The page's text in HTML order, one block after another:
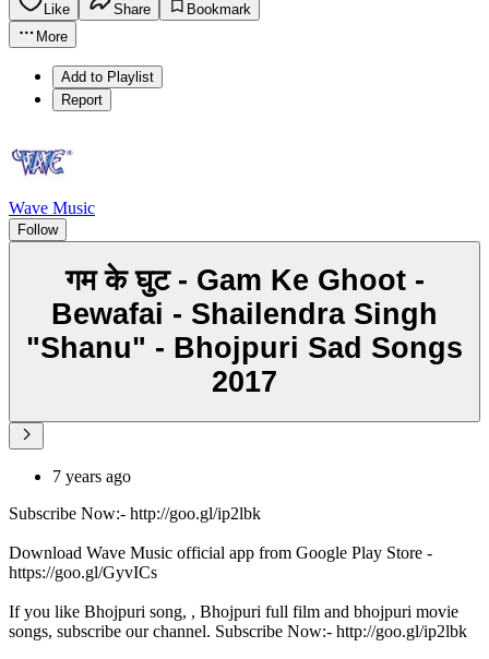
Like Share
Bookmark
More
Add to Playlist
Report
Wave Music
Follow
गम के घुट - Gam Ke Ghoot -
Bewafai - Shailendra Singh
"Shanu" - Bhojpuri Sad Songs
2017
7 years ago
Subscribe Now:- http://goo.gl/ip2lbk
Download Wave Music official app from Google Play Store -
https://goo.gl/GyvICs
If you like Bhojpuri song, , Bhojpuri full film and bhojpuri movie
songs, subscribe our channel. Subscribe Now:- http://goo.gl/ip2lbk